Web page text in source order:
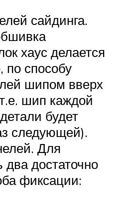
сайдинга.
хаус делается
по способу
шипом вверх
шип каждой
будет
следующей).
Для
достаточно
фиксации: